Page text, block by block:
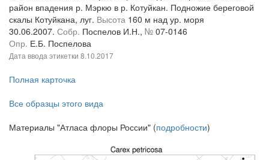
район впадения р. Мэркю в р. Котуйкан. Подножие береговой
скалы Котуйкана, луг. Высота 160 м над ур. моря
30.06.2007. Собр. Поспелов И.Н., № 07-0146
Опр. Е.Б. Поспелова
Дата ввода этикетки 8.10.2017
Полная карточка
Все образцы этого вида
Материалы "Атласа флоры России" (подробности)